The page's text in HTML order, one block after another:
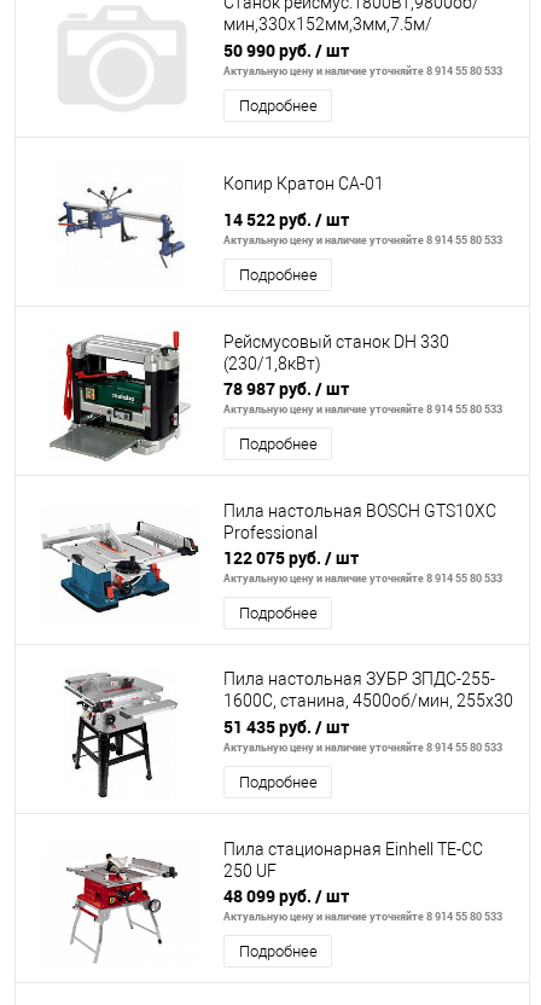
мин,330х152мм,3мм,7.5м/
мин,тепл.защ,32.4кг
50 990 руб. / шт
Актуальную цену и наличие уточняйте 8 914 55 80 533
Подробнее
Копир Кратон CA-01
14 522 руб. / шт
Актуальную цену и наличие уточняйте 8 914 55 80 533
Подробнее
Рейсмусовый станок DH 330
(230/1,8кВт)
78 987 руб. / шт
Актуальную цену и наличие уточняйте 8 914 55 80 533
Подробнее
Пила настольная BOSCH GTS10XC
Professional
122 075 руб. / шт
Актуальную цену и наличие уточняйте 8 914 55 80 533
Подробнее
Пила настольная ЗУБР ЗПДС-255-
1600С, станина, 4500об/мин, 255х30
мм, 1600Вт
51 435 руб. / шт
Актуальную цену и наличие уточняйте 8 914 55 80 533
Подробнее
Пила стационарная Einhell TE-CC
250 UF
48 099 руб. / шт
Актуальную цену и наличие уточняйте 8 914 55 80 533
Подробнее